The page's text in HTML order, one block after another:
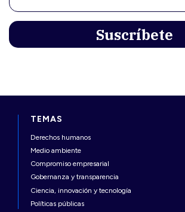
TEMAS
Derechos humanos
Medio ambiente
Compromiso empresarial
Gobernanza y transparencia
Ciencia, innovación y tecnología
Políticas públicas